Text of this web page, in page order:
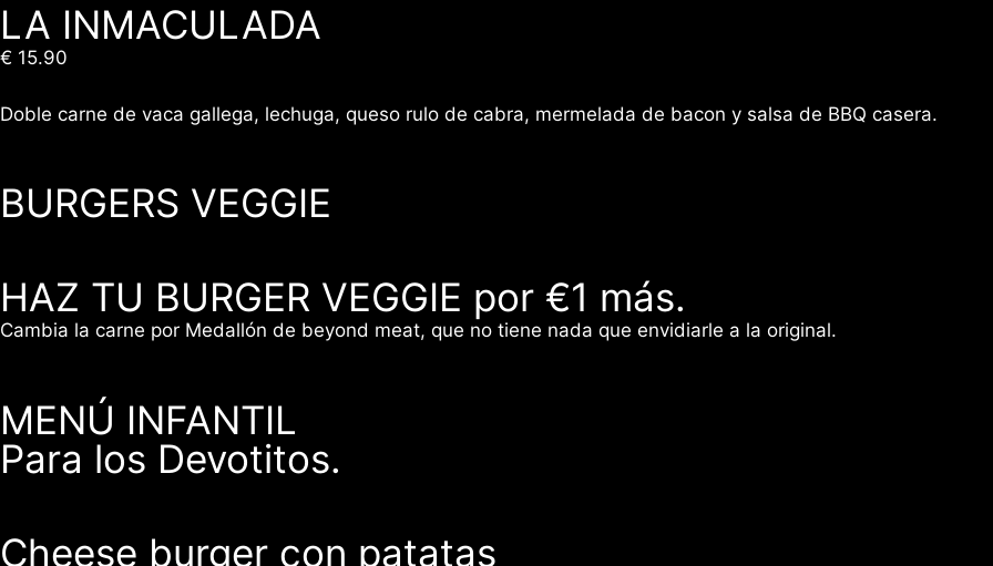
LA INMACULADA
€ 15.90
Doble carne de vaca gallega, lechuga, queso rulo de cabra, mermelada de bacon y salsa de BBQ casera.
BURGERS VEGGIE
HAZ TU BURGER VEGGIE por €1 más.
Cambia la carne por Medallón de beyond meat, que no tiene nada que envidiarle a la original.
MENÚ INFANTIL
Para los Devotitos.
Cheese burger con patatas